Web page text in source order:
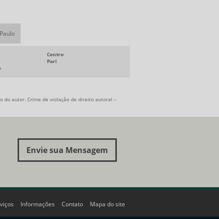
Centro
Pari
do autor. Crime de violação de direito autoral –
Envie sua Mensagem
Informações Contato Mapa do site